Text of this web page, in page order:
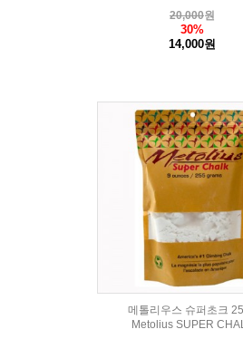
20,000원
30%
14,000원
메톨리우스 슈퍼초크
Metolius SUPER